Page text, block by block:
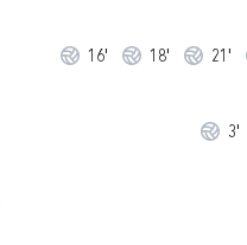
16' 18' 21'
3'